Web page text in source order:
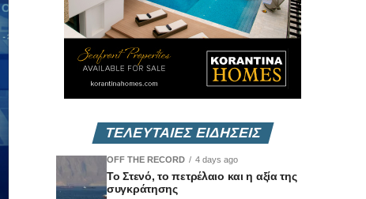
ΤΕΛΕΥΤΑΙΕΣ ΕΙΔΗΣΕΙΣ
OFF THE RECORD 4 days ago
Το Στενό, το πετρέλαιο και η αξία της
συγκράτησης